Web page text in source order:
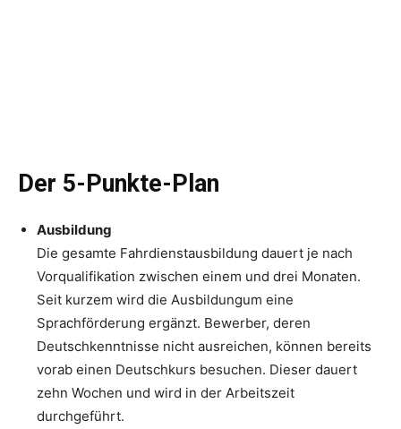
Der 5-Punkte-Plan
Ausbildung
Die gesamte Fahrdienstausbildung dauert je nach
Vorqualifikation zwischen einem und drei Monaten.
Seit kurzem wird die Ausbildungum eine
Sprachförderung ergänzt. Bewerber, deren
Deutschkenntnisse nicht ausreichen, können bereits
vorab einen Deutschkurs besuchen. Dieser dauert
zehn Wochen und wird in der Arbeitszeit
durchgeführt.